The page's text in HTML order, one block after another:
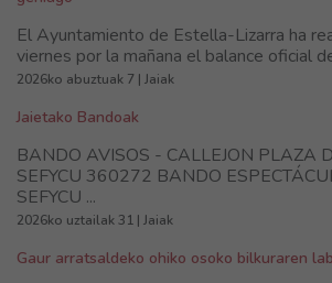
El Ayuntamiento de Estella-Lizarra ha
viernes por la mañana el balance oficial
2026ko abuztuak 7 | Jaiak
Jaietako Bandoak
BANDO AVISOS - CALLEJON PLAZA
SEFYCU 360272 BANDO
SEFYCU ...
2026ko uztailak 31 | Jaiak
Gaur arratsaldeko ohiko osoko bilkuraren